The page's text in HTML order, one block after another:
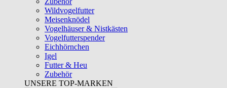
Wildvogelfutter
Meisenknödel
Vogelhäuser & Nistkästen
Vogelfutterspender
Eichhörnchen
Igel
Futter & Heu
Zubehör
UNSERE TOP-MARKEN